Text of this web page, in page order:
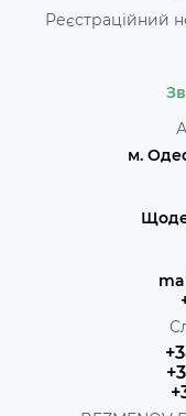
Реєстраційний
м.